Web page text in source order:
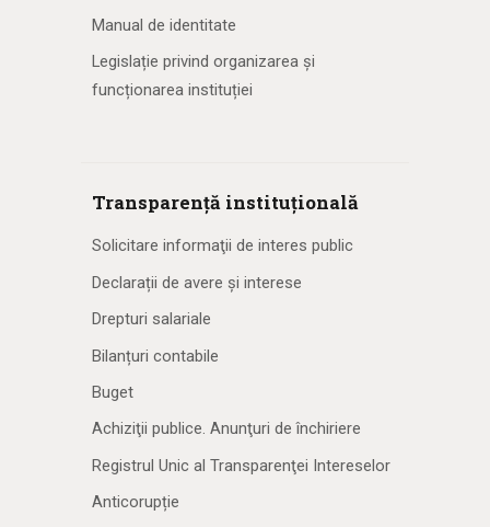
Manual de identitate
Legislație privind organizarea și
funcționarea instituției
Transparență instituțională
Solicitare informaţii de interes public
Declarații de avere și interese
Drepturi salariale
Bilanțuri contabile
Buget
Achiziţii publice. Anunţuri de închiriere
Registrul Unic al Transparenţei Intereselor
Anticorupție